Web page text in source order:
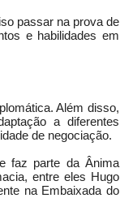
passar na prova de
e habilidades em
Além disso,
a diferentes
de negociação.
faz parte da Ânima
entre eles Hugo
na Embaixada do